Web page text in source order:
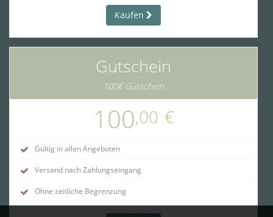
Kaufen
Gutschein
100€ Gutschein
100,00 €
Gültig in allen Angeboten
Versand nach Zahlungseingang
Ohne zeitliche Begrenzung